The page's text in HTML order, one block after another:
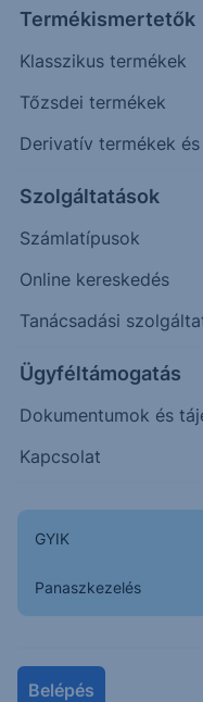
Termékismertetők
Klasszikus termékek
Tőzsdei termékek
Derivatív termékek
Szolgáltatások
Számlatípusok
Online kereskedés
Tanácsadási
Ügyféltámogatás
Dokumentumok és
Kapcsolat
GYIK
Panaszkezelés
Belépés
08:00
21.1000
21.2000
21.3000
21.5000
21.6000
Napon belüli